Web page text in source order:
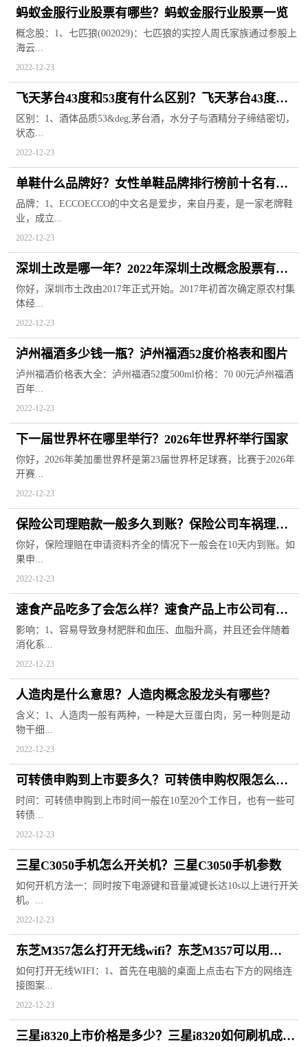
蚂蚁金服行业股票有哪些？蚂蚁金服行业股票一览
概念股：1、七匹狼(002029)：七匹狼的实控人周氏家族通过参股上
海云...
2022-12-23
飞天茅台43度和53度有什么区别？飞天茅台43度市
场价格
区别：1、酒体品质53&deg;茅台酒，水分子与酒精分子缔结密切，
状态...
2022-12-23
单鞋什么品牌好？女性单鞋品牌排行榜前十名有哪
些？
品牌：1、ECCOECCO的中文名是爱步，来自丹麦，是一家老牌鞋
业，成立...
2022-12-23
深圳土改是哪一年？2022年深圳土改概念股票有哪
些？
你好，深圳市土改由2017年正式开始。2017年初首次确定原农村集
体经...
2022-12-23
泸州福酒多少钱一瓶？泸州福酒52度价格表和图片
泸州福酒价格表大全：泸州福酒52度500ml价格：70 00元泸州福酒
百年...
2022-12-23
下一届世界杯在哪里举行？2026年世界杯举行国家
你好，2026年美加墨世界杯是第23届世界杯足球赛，比赛于2026年
开赛...
2022-12-23
保险公司理赔款一般多久到账？保险公司车祸理赔
标准
你好，保险理赔在申请资料齐全的情况下一般会在10天内到账。如
果申...
2022-12-23
速食产品吃多了会怎么样？速食产品上市公司有哪
些？
影响：1、容易导致身材肥胖和血压、血脂升高，并且还会伴随着
消化系...
2022-12-23
人造肉是什么意思？人造肉概念股龙头有哪些？
含义：1、人造肉一般有两种，一种是大豆蛋白肉，另一种则是动
物干细...
2022-12-23
可转债申购到上市要多久？可转债申购权限怎么开
通？
时间：可转债申购到上市时间一般在10至20个工作日，也有一些可
转债...
2022-12-23
三星C3050手机怎么开关机？三星C3050手机参数
如何开机方法一：同时按下电源键和音量减键长达10s以上进行开关
机。...
2022-12-23
东芝M357怎么打开无线wifi？东芝M357可以用
DDR3的内存吗？
如何打开无线WIFI：1、首先在电脑的桌面上点击右下方的网络连
接图案...
2022-12-23
三星i8320上市价格是多少？三星i8320如何刷机成安